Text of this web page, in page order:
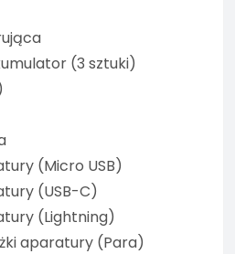
(3 sztuki)
(Micro USB)
(USB-C)
(Lightning)
aparatury (Para)